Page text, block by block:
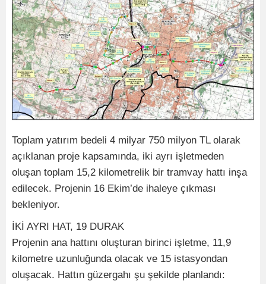
Toplam yatırım bedeli 4 milyar 750 milyon TL olarak
açıklanan proje kapsamında, iki ayrı işletmeden
oluşan toplam 15,2 kilometrelik bir tramvay hattı inşa
edilecek. Projenin 16 Ekim’de ihaleye çıkması
bekleniyor.
İKİ AYRI HAT, 19 DURAK
Projenin ana hattını oluşturan birinci işletme, 11,9
kilometre uzunluğunda olacak ve 15 istasyondan
oluşacak. Hattın güzergahı şu şekilde planlandı: